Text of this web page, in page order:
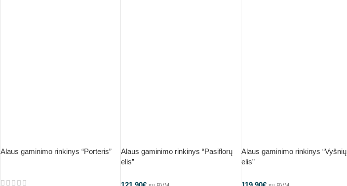
Alaus gaminimo rinkinys “Porteris”
Alaus gaminimo rinkinys “Pasiflorų
elis”
Alaus gaminimo rinkinys “Vyšnių
elis”